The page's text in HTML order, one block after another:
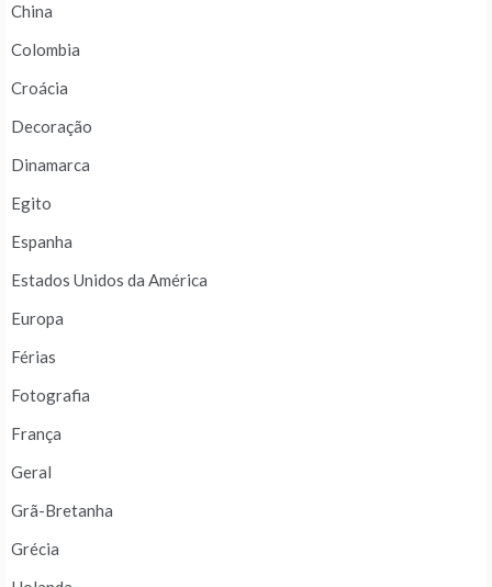
China
Colombia
Croácia
Decoração
Dinamarca
Egito
Espanha
Estados Unidos da América
Europa
Férias
Fotografia
França
Geral
Grã-Bretanha
Grécia